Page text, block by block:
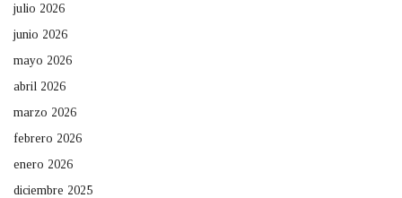
julio 2026
junio 2026
mayo 2026
abril 2026
marzo 2026
febrero 2026
enero 2026
diciembre 2025